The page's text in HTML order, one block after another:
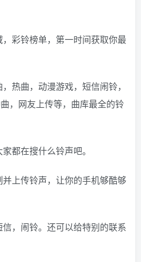
彩铃榜单，第一时间获取你最
热曲，动漫游戏，短信闹铃，
，网友上传等，曲库最全的铃
都在搜什么铃声吧。
上传铃声，让你的手机够酷够
，闹铃。还可以给特别的联系